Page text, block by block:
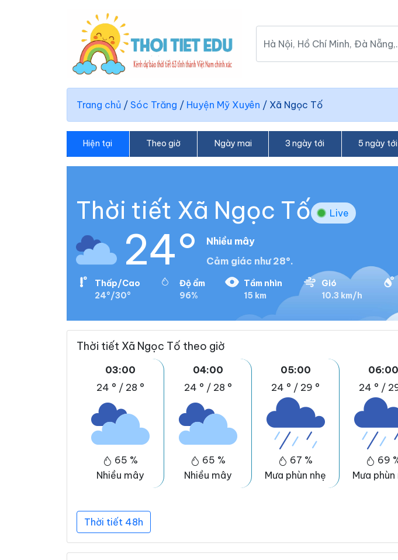
Trang chủ / Sóc Trăng / Huyện Mỹ Xuyên / Xã Ngọc Tố
Hiện tại Theo giờ Ngày mai 3 ngày tới 5 ngày tới
Thời tiết Xã Ngọc Tố Live
24°
Nhiều mây
Cảm giác như 28°.
Thấp/Cao
24°/30°
Độ ẩm
96%
Tầm nhìn
15 km
Gió
10.3 km/h
Thời tiết Xã Ngọc Tố theo giờ
03:00
24 ° / 28 °
65 %
Nhiều mây
04:00
24 ° / 28 °
65 %
Nhiều mây
05:00
24 ° / 29 °
67 %
Mưa phùn nhẹ
06:00
24 ° /
69
Mưa phùn
Thời tiết 48h